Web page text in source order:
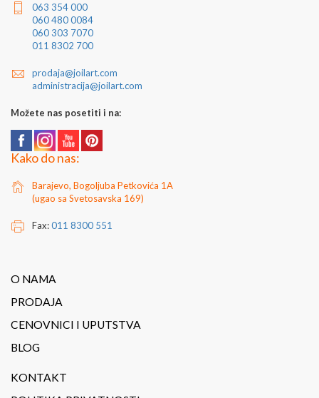
063 354 000
060 480 0084
060 303 7070
011 8302 700
prodaja@joilart.com
administracija@joilart.com
Možete nas posetiti i na:
Kako do nas:
Barajevo, Bogoljuba Petkovića 1A
(ugao sa Svetosavska 169)
Fax:011 8300 551
O NAMA
PRODAJA
CENOVNICI I UPUTSTVA
BLOG
KONTAKT